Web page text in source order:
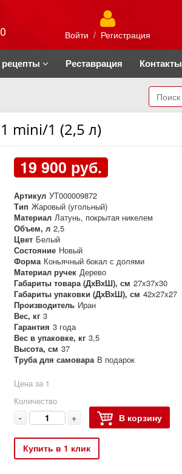
Войти / Регистрация
Реставрация Контакты
mini/1 (2,5 л)
19 900 руб.
Артикул УТ000009872
Тип Жаровый (угольный)
Материал Латунь, покрытая никелем
Объем, л 2,5
Цвет Белый
Состояние Новый
Форма Коньячный бокал с долями
Материал ручек Дерево
Габариты товара (ДхВхШ), см 27х37х30
Габариты упаковки (ДхВхШ), см 42х27х27
Производитель Иран
Вес, кг 3
Гарантия 3 года
Вес в упаковке, кг 3,5
Высота, см 37
Труба для самовара В подарок
Цена за 1
Количество
- + В корзину
Купить в 1 клик